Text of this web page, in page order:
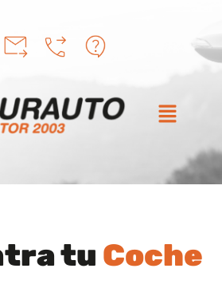
tu Coche